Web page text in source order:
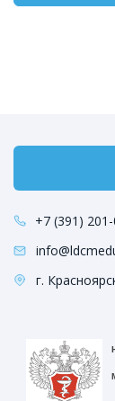
+7 (391)
г.